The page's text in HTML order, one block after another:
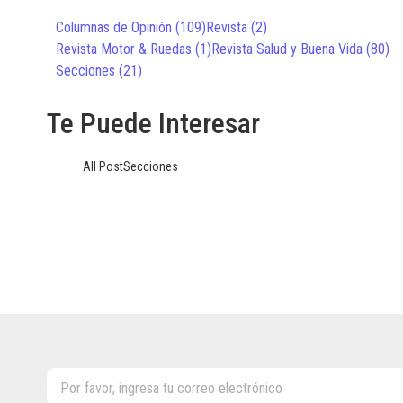
Columnas de Opinión (109) Revista (2)
Revista Motor & Ruedas (1) Revista Salud y Buena Vida (80)
Secciones (21)
Te Puede Interesar
All PostSecciones